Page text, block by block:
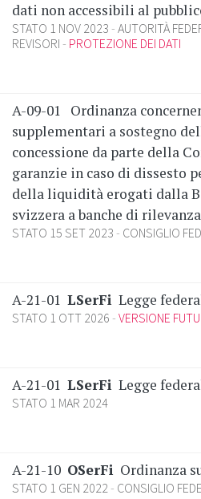
dati non accessibili al
STATO 1 NOV 2023 AUTORITÀ
REVISORI
PROTEZIONE DEI DATI
A-09-01
Ordinanza
supplementari a sostegno
concessione da parte della
garanzie in caso di dissesto
della liquidità erogati dalla
svizzera a banche di
STATO 15 SET 2023
CONSIGLIO
A-21-01 LSerFi Legge
STATO 1 OTT 2026 VERSIONE
A-21-01 LSerFi Legge
STATO 1 MAR 2024
A-21-10 OSerFi Ordinanza
STATO 1 GEN 2022 CONSIGLIO